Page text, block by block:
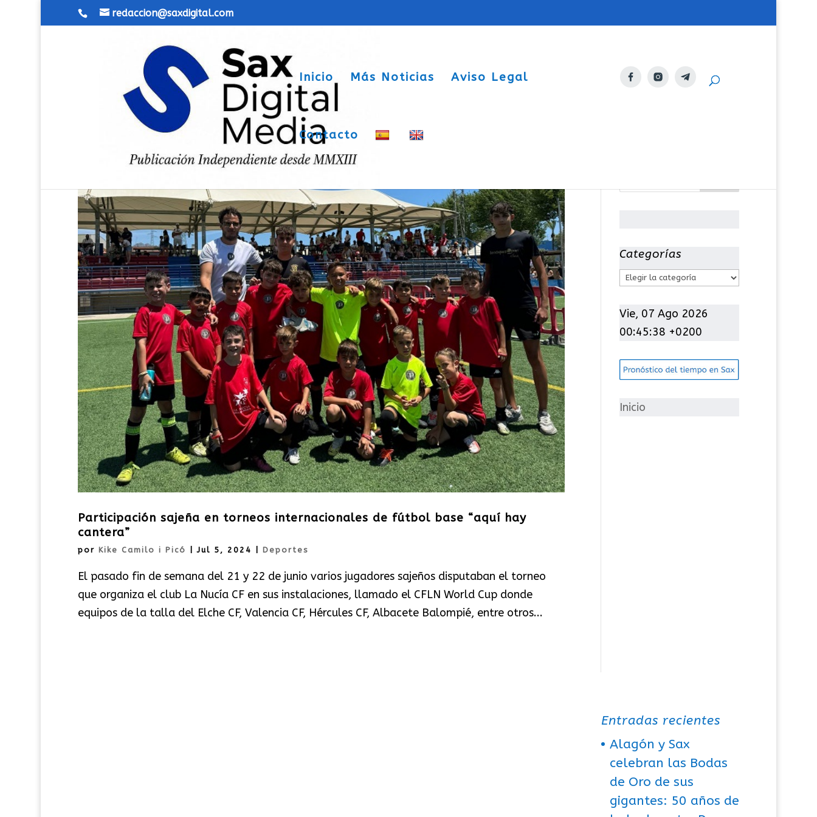
redaccion@saxdigital.com
Inicio Más Noticias Aviso Legal
Contacto
Participación sajeña en torneos internacionales de fútbol base “aquí hay
cantera”
por Kike Camilo i Picó |Jul 5, 2024 Deportes
El pasado fin de semana del 21 y 22 de junio varios jugadores sajeños disputaban el torneo
que organiza el club La Nucía CF en sus instalaciones, llamado el CFLN World Cup donde
equipos de la talla del Elche CF, Valencia CF, Hércules CF, Albacete Balompié, entre otros...
Categorías
C
t
e
o
í
Vie, 07 Ago 2026
00:45:39 +0200
Inicio
Entradas recientes
Alagón y Sax
celebran las Bodas
de Oro de sus
gigantes: 50 años de